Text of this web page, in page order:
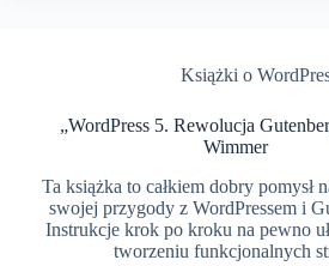
Książki o
„WordPress 5. Rewolucja
Wimmer
Ta książka to całkiem dobry pomysł
swojej przygody z WordPressem i
Instrukcje krok po kroku na pewno
tworzeniu funkcjonalnych